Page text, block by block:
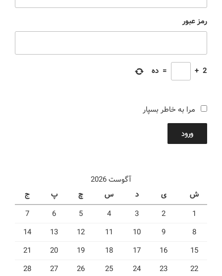
رمز عبور
2
+
= ده
مرا به خاطر بسپار
ورود
آگوست 2026
ش
ی د س چ پ
ج
1
2
3
4
5
6
7
8
9
10
11
12
13
14
15
16
17
18
19
20
21
22
23
24
25
26
27
28